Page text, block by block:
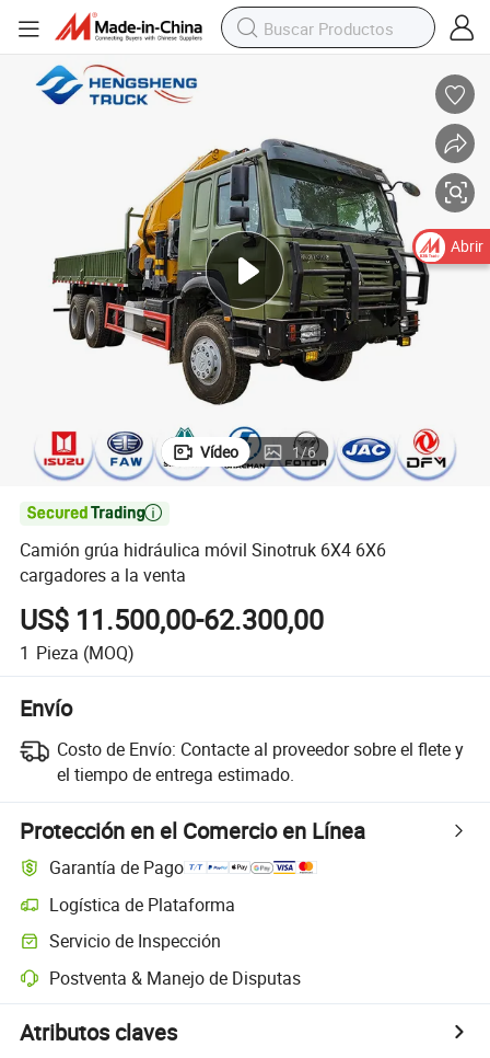
Vídeo 1/6

Camión grúa hidráulica móvil Sinotruk 6X4 6X6
cargadores a la venta
US$ 11.500,00-62.300,00
1 Pieza (MOQ)
Envío
Costo de Envío: Contacte al proveedor sobre el flete y
el tiempo de entrega estimado.
Protección en el Comercio en Línea
Garantía de Pago
Logística de Plataforma
Servicio de Inspección
Postventa & Manejo de Disputas
Atributos claves
Abrir